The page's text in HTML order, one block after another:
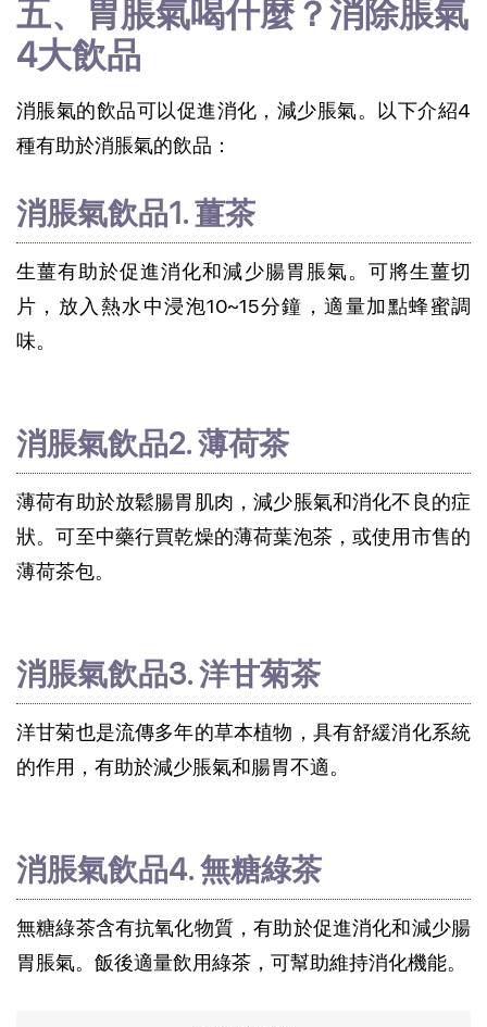
五、胃脹氣喝什麼？消除脹氣
4大飲品
消脹氣的飲品可以促進消化，減少脹氣。以下介紹4
種有助於消脹氣的飲品：
消脹氣飲品1. 薑茶
生薑有助於促進消化和減少腸胃脹氣。可將生薑切
片，放入熱水中浸泡10~15分鐘，適量加點蜂蜜調
味。
消脹氣飲品2. 薄荷茶
薄荷有助於放鬆腸胃肌肉，減少脹氣和消化不良的症
狀。可至中藥行買乾燥的薄荷葉泡茶，或使用市售的
薄荷茶包。
消脹氣飲品3. 洋甘菊茶
洋甘菊也是流傳多年的草本植物，具有舒緩消化系統
的作用，有助於減少脹氣和腸胃不適。
消脹氣飲品4. 無糖綠茶
無糖綠茶含有抗氧化物質，有助於促進消化和減少腸
胃脹氣。飯後適量飲用綠茶，可幫助維持消化機能。